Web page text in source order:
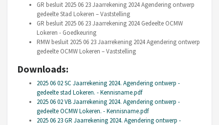
GR besluit 2025 06 23 Jaarrekening 2024 Agendering ontwerp
gedeelte Stad Lokeren – Vaststelling
GR besluit 2025 06 23 Jaarrekening 2024 Gedeelte OCMW
Lokeren - Goedkeuring
RMW besluit 2025 06 23 Jaarrekening 2024 Agendering ontwerp
gedeelte OCMW Lokeren – Vaststelling
Downloads:
2025 06 02 SC Jaarrekening 2024. Agendering ontwerp -
gedeelte stad Lokeren. - Kennisname.pdf
2025 06 02 VB Jaarrekening 2024. Agendering ontwerp -
gedeelte OCMW Lokeren. - Kennisname.pdf
2025 06 23 GR Jaarrekening 2024. Agendering ontwerp -